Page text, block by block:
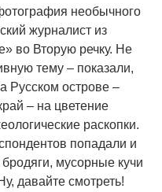
необычного
журналист из
во Вторую речку. Не
тему – показали,
Русском острове –
– на цветение
раскопки.
попадали и
мусорные кучи
давайте смотреть!